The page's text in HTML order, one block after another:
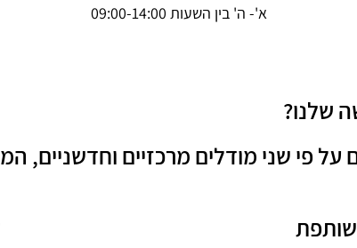
א'- ה' בין השעות 09:00-14:00
שלנו?
על פי שני מודלים מרכזיים וחדשניים,